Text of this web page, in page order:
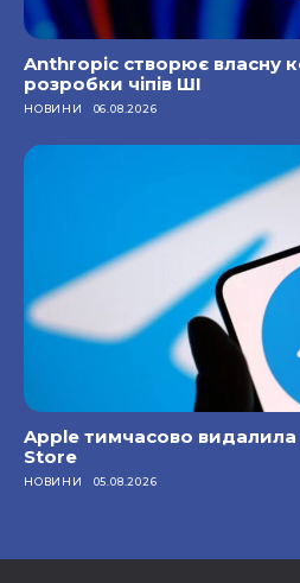
Anthropic створює власну
розробки чіпів ШІ
НОВИНИ 06.08.2026
Apple тимчасово видалила
Store
НОВИНИ 05.08.2026